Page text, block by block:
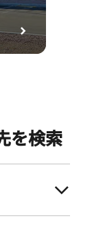
を検索